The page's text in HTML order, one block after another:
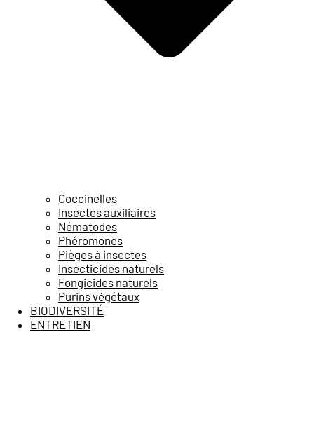
Coccinelles
Insectes auxiliaires
Nématodes
Phéromones
Pièges à insectes
Insecticides naturels
Fongicides naturels
Purins végétaux
BIODIVERSITÉ
ENTRETIEN